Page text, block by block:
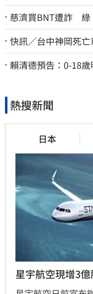
慈濟買BNT遭詐 綠
快訊／台中神岡死
下半身輾碎慘死路口
賴清德預告：0-18
熱搜新聞
日本
星宇航空現增3